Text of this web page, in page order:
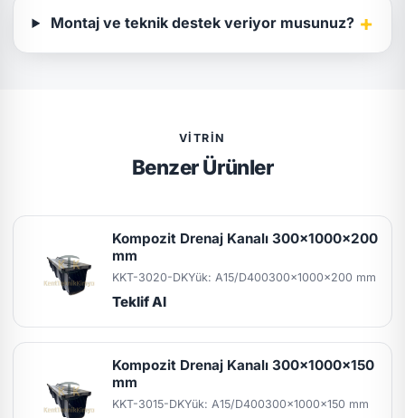
Montaj ve teknik destek veriyor musunuz? +
VITRIN
Benzer Ürünler
Kompozit Drenaj Kanalı 300x1000x200
mm
KKT-3020-DKYük: A15/D400300x1000x200 mm
Teklif Al
Kompozit Drenaj Kanalı 300x1000x150
mm
KKT-3015-DKYük: A15/D400300x1000x150 mm